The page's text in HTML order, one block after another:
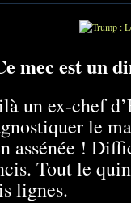
mec est un
un ex-chef
le
assénée !
Tout le
lignes.